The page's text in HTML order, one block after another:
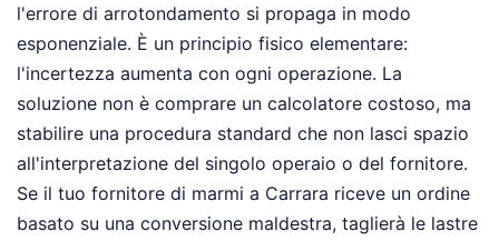
l'errore di arrotondamento si propaga in modo
esponenziale. È un principio fisico elementare:
l'incertezza aumenta con ogni operazione. La
soluzione non è comprare un calcolatore costoso, ma
stabilire una procedura standard che non lasci spazio
all'interpretazione del singolo operaio o del fornitore.
Se il tuo fornitore di marmi a Carrara riceve un ordine
basato su una conversione maldestra, taglierà le lastre